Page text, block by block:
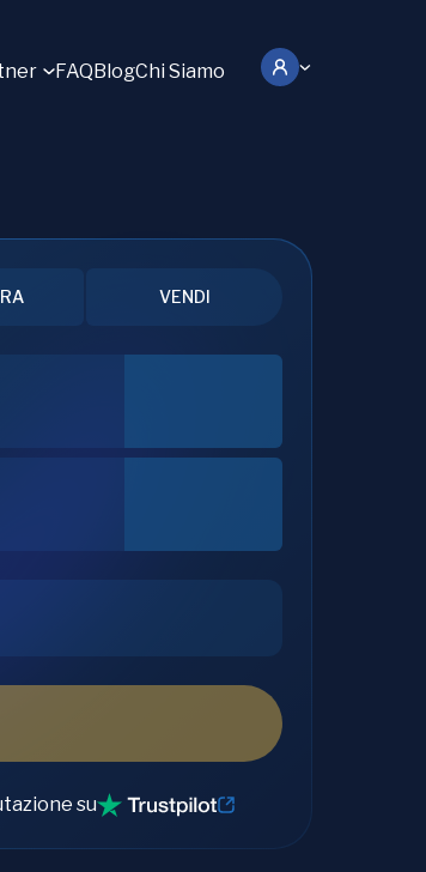
FAQBlogChi Siamo
VENDI
su